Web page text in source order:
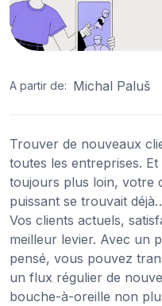
A partir de: Michal Paluš
Trouver de nouveaux
toutes les entreprises.
toujours plus loin, votre
puissant se trouvait
Vos clients actuels,
meilleur levier. Avec un
pensé, vous pouvez
un flux régulier de
bouche-à-oreille non